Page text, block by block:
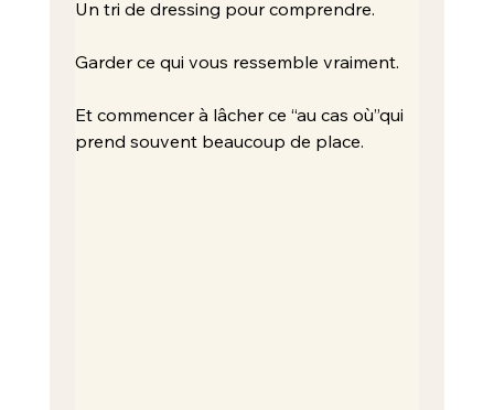
Un tri de dressing pour comprendre.
Garder ce qui vous ressemble vraiment.
Et commencer à lâcher ce “au cas où”qui
prend souvent beaucoup de place.